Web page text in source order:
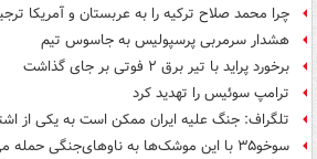
چرا محمد صلاح ترکیه را به عربستان و آمریکا
هشدار سرمربی پرسپولیس به جاسوس تیم
برخورد پراید با تیر برق ۲ فوتی بر جای گذاشت
ترامپ سوئیس را تهدید کرد
تلگراف: جنگ علیه ایران ممکن است به یکی از
سوخو۳۵ با این موشک‌ها به ناوهای‌جنگی حمله می‌کند